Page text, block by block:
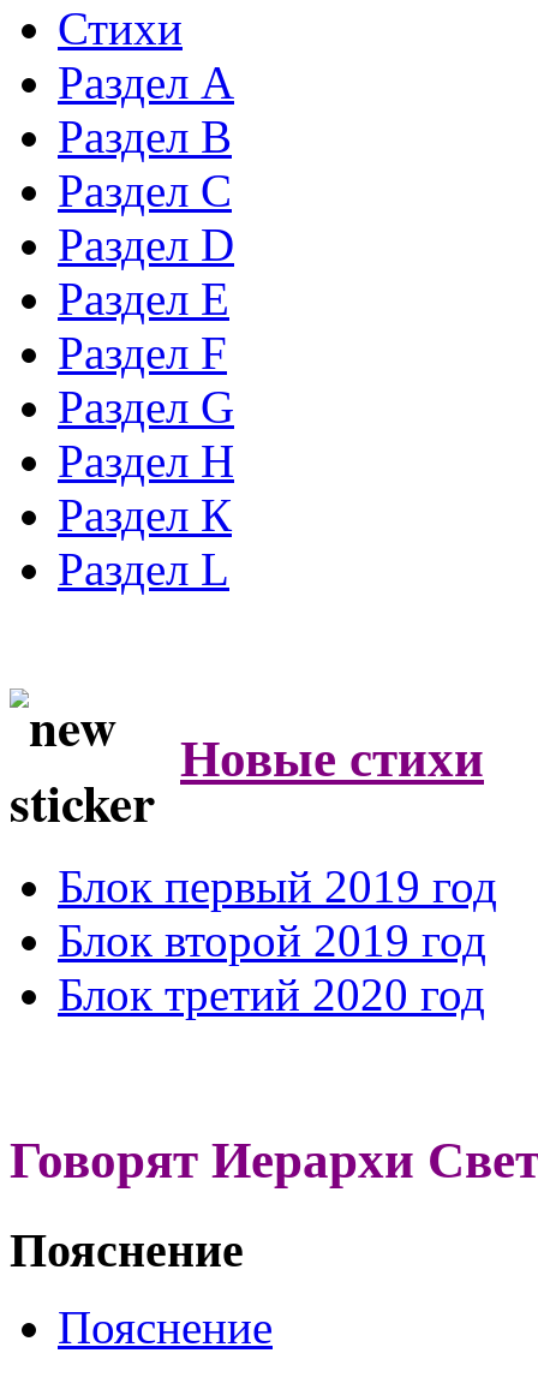
Стихи
Раздел А
Раздел B
Раздел С
Раздел D
Раздел Е
Раздел F
Раздел G
Раздел H
Раздел К
Раздел L
Новые стихи
Блок первый 2019 год
Блок второй 2019 год
Блок третий 2020 год
Говорят Иерархи
Пояснение
Пояснение